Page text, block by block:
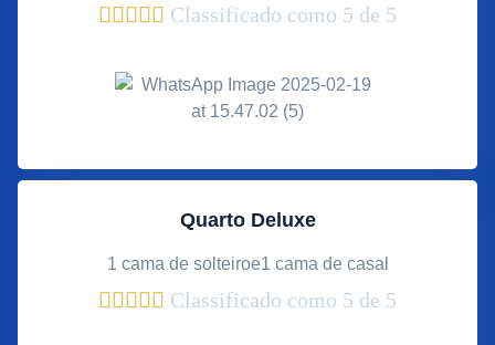
 Classificado como 5 de 5
Quarto Deluxe
1 cama de solteiroe1 cama de casal
 Classificado como 5 de 5